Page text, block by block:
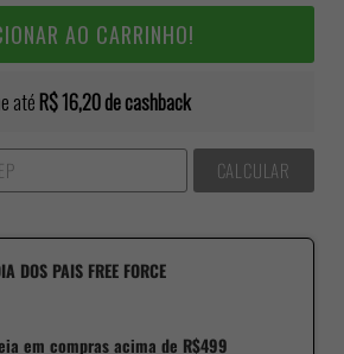
AO CARRINHO!
atéR$ 16,20de cashback
CALCULAR
DOS PAIS FREE FORCE
em compras acima de R$499